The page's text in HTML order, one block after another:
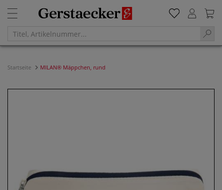
Startseite MILAN® Mäppchen, rund